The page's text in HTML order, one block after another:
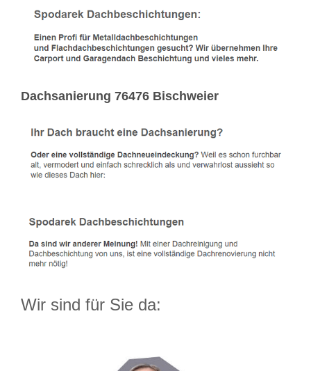
Dachsanierung 76476 Bischweier
Wir sind für Sie da: